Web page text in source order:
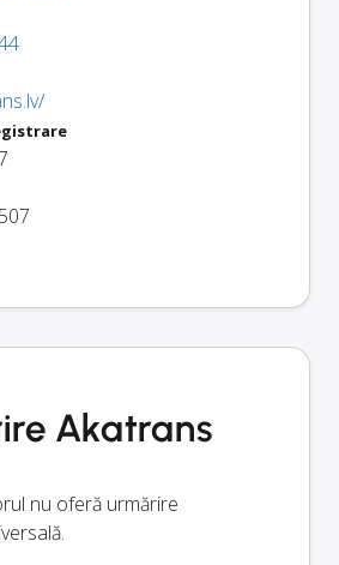
Akatrans
nu oferă urmărire